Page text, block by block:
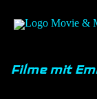
Filme mit